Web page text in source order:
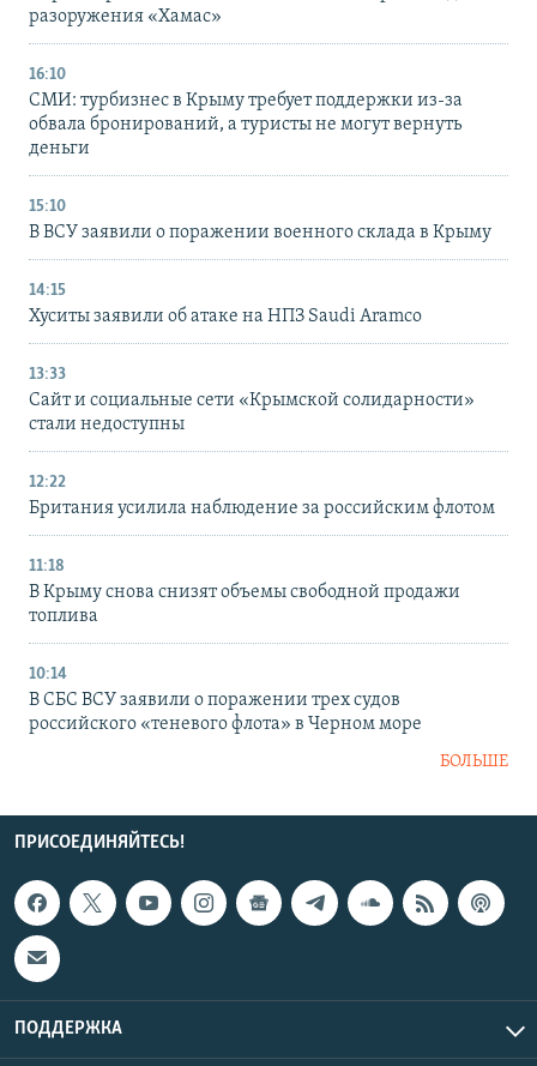
разоружения «Хамас»
16:10
СМИ: турбизнес в Крыму требует поддержки из-за
обвала бронирований, а туристы не могут вернуть
деньги
15:10
В ВСУ заявили о поражении военного склада в Крыму
14:15
Хуситы заявили об атаке на НПЗ Saudi Aramco
13:33
Сайт и социальные сети «Крымской солидарности»
стали недоступны
12:22
Британия усилила наблюдение за российским флотом
11:18
В Крыму снова снизят объемы свободной продажи
топлива
10:14
В СБС ВСУ заявили о поражении трех судов
российского «теневого флота» в Черном море
БОЛЬШЕ
ПРИСОЕДИНЯЙТЕСЬ!
ПОДДЕРЖКА